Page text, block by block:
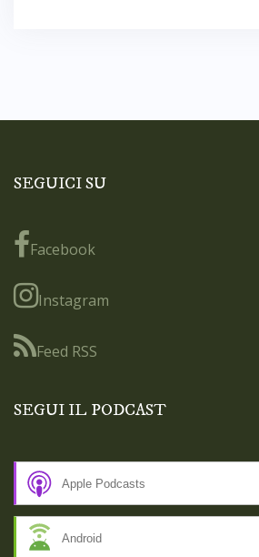
SEGUICI SU
Facebook
Instagram
Feed RSS
SEGUI IL PODCAST
Apple Podcasts
Android